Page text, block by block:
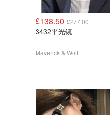
£138.50 £277.00
3432平光镜
Maverick & Wolf